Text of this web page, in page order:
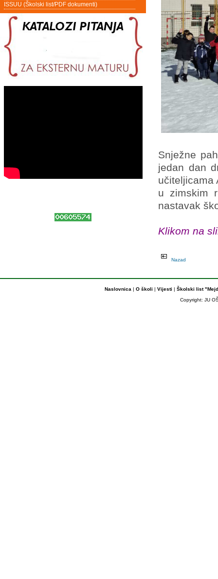
ISSUU (Školski list/PDF dokumenti)
Snježne
jedan dan
učiteljicama
u zimskim
nastavak
Klikom na
Nazad
Naslovnica | O školi | Vijesti | Školski list
Copyright: JU